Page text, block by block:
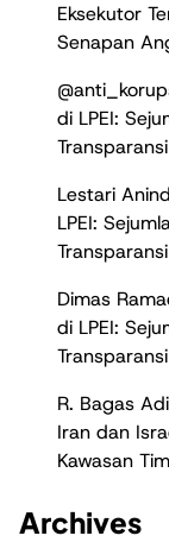
Eksekutor
Senapan
di LPEI:
Transparansi
Lestari
LPEI:
Transparansi
Dimas
di LPEI:
Transparansi
R. Bagas
Iran dan
Kawasan
Archives